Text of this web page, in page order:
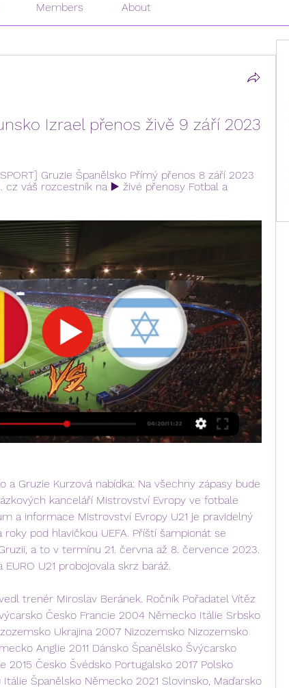
Members About
Izrael přenos živě 9 září 2023
Gruzie Španělsko Přímý přenos 8 září 2023
cz váš rozcestník na ▶️ živé přenosy Fotbal a
a Gruzie Kurzová nabídka: Na všechny zápasy bude
kanceláří Mistrovství Evropy ve fotbale
a informace Mistrovství Evropy U21 je pravidelný
pod hlavičkou UEFA. Příští šampionát se
a to v termínu 21. června až 8. července 2023.
U21 probojovala skrz baráž.
trenér Miroslav Beránek. Ročník Pořadatel Vítěz
Česko Francie 2004 Německo Itálie Srbsko
Ukrajina 2007 Nizozemsko Nizozemsko
Anglie 2011 Dánsko Španělsko Švýcarsko
2015 Česko Švédsko Portugalsko 2017 Polsko
Španělsko Německo 2021 Slovinsko, Maďarsko